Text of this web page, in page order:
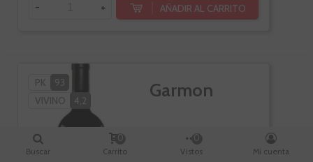
- + AÑADIR AL CARRITO
PK
93
VIVINO
4,2 Garmon
Buscar Carrito
0
Vistos
0
Mi cuenta